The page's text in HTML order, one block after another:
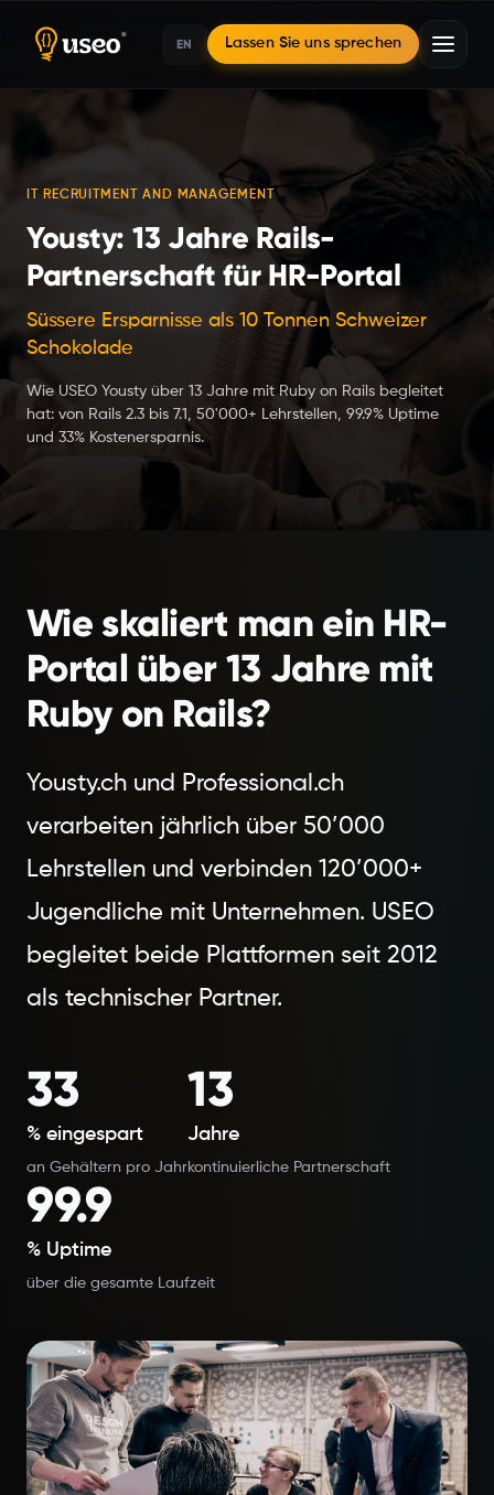
EN Lassen Sie uns sprechen
Startseite
Fallstudien
Yousty: 13 Jahre Rails-Partnerschaft für HR-Portal
IT RECRUITMENT AND MANAGEMENT
Yousty: 13 Jahre Rails-
Partnerschaft für HR-Portal
Süssere Ersparnisse als 10 Tonnen Schweizer
Schokolade
Wie USEO Yousty über 13 Jahre mit Ruby on Rails begleitet
hat: von Rails 2.3 bis 7.1, 50'000+ Lehrstellen, 99.9% Uptime
und 33% Kostenersparnis.
Wie skaliert man ein HR-
Portal über 13 Jahre mit
Ruby on Rails?
Yousty.ch und Professional.ch
verarbeiten jährlich über 50’000
Lehrstellen und verbinden 120’000+
Jugendliche mit Unternehmen. USEO
begleitet beide Plattformen seit 2012
als technischer Partner.
33
% eingespart
an Gehältern pro Jahr
13
Jahre
kontinuierliche Partnerschaft
99.9
% Uptime
über die gesamte Laufzeit